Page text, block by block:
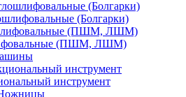
(Болгарки)
(ПШМ, ЛШМ)
инструмент